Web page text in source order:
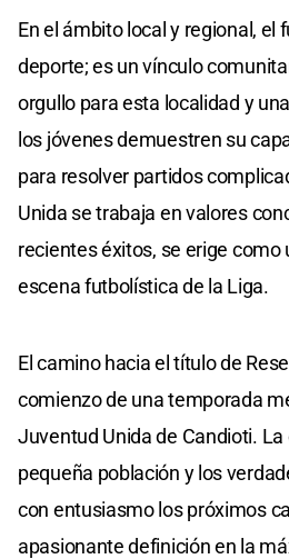
En el ámbito local y regional, el
deporte; es un vínculo
orgullo para esta localidad y
los jóvenes demuestren su
para resolver partidos
Unida se trabaja en valores
recientes éxitos, se erige como
escena futbolística de la Liga.
El camino hacia el título de
comienzo de una temporada
Juventud Unida de Candioti.
pequeña población y los
con entusiasmo los próximos
apasionante definición en la